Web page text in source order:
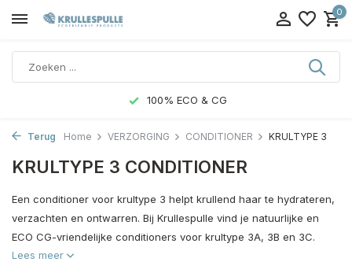
0
100% ECO & CG
Terug Home VERZORGING CONDITIONER KRULTYPE 3
KRULTYPE 3 CONDITIONER
Een conditioner voor krultype 3 helpt krullend haar te hydrateren,
verzachten en ontwarren. Bij Krullespulle vind je natuurlijke en
ECO CG-vriendelijke conditioners voor krultype 3A, 3B en 3C.
Lees meer